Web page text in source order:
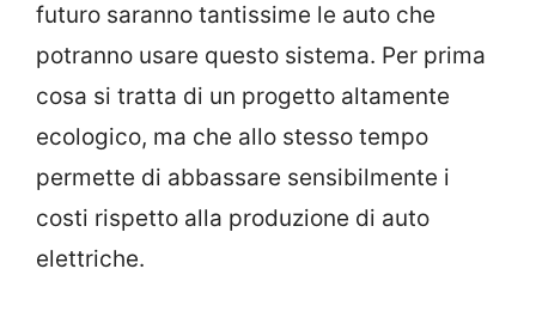
futuro saranno tantissime le auto che
potranno usare questo sistema. Per prima
cosa si tratta di un progetto altamente
ecologico, ma che allo stesso tempo
permette di abbassare sensibilmente i
costi rispetto alla produzione di auto
elettriche.